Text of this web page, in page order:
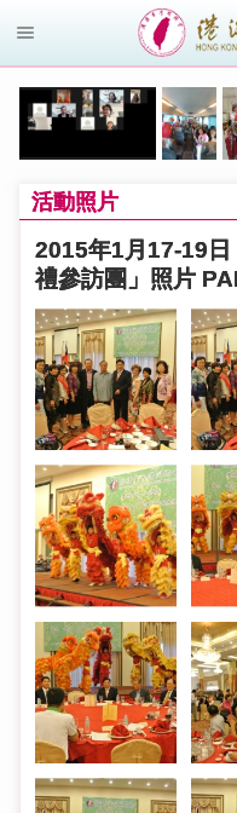
活動照片
2015年1月17-19
禮參訪團」照片